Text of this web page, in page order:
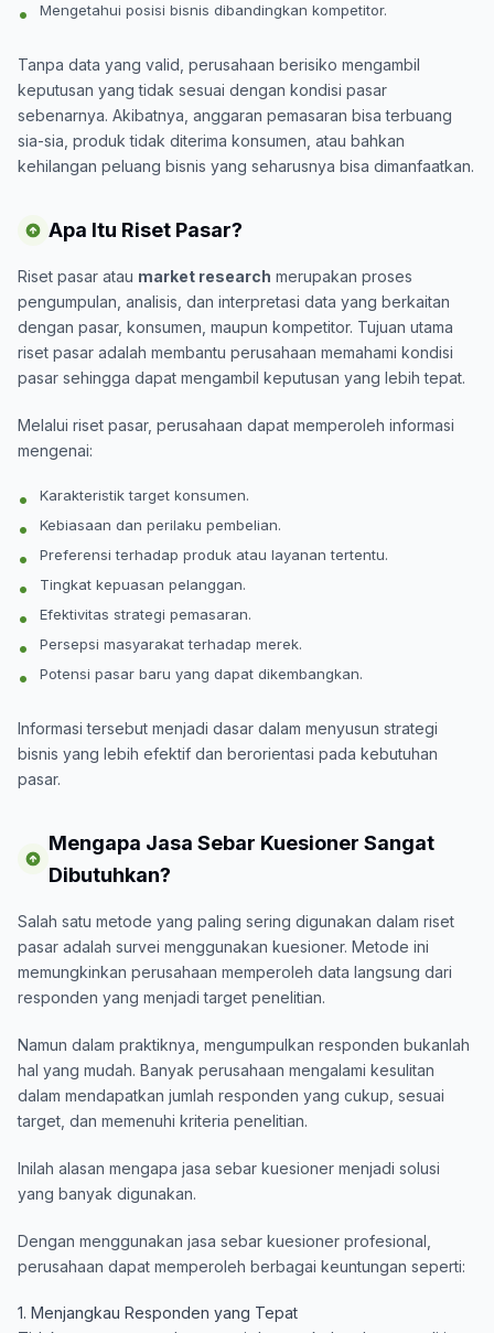
Mengetahui posisi bisnis dibandingkan kompetitor.
Tanpa data yang valid, perusahaan berisiko mengambil
keputusan yang tidak sesuai dengan kondisi pasar
sebenarnya. Akibatnya, anggaran pemasaran bisa terbuang
sia-sia, produk tidak diterima konsumen, atau bahkan
kehilangan peluang bisnis yang seharusnya bisa dimanfaatkan.
Apa Itu Riset Pasar?
Riset pasar atau market research merupakan proses
pengumpulan, analisis, dan interpretasi data yang berkaitan
dengan pasar, konsumen, maupun kompetitor. Tujuan utama
riset pasar adalah membantu perusahaan memahami kondisi
pasar sehingga dapat mengambil keputusan yang lebih tepat.
Melalui riset pasar, perusahaan dapat memperoleh informasi
mengenai:
Karakteristik target konsumen.
Kebiasaan dan perilaku pembelian.
Preferensi terhadap produk atau layanan tertentu.
Tingkat kepuasan pelanggan.
Efektivitas strategi pemasaran.
Persepsi masyarakat terhadap merek.
Potensi pasar baru yang dapat dikembangkan.
Informasi tersebut menjadi dasar dalam menyusun strategi
bisnis yang lebih efektif dan berorientasi pada kebutuhan
pasar.
Mengapa Jasa Sebar Kuesioner Sangat
Dibutuhkan?
Salah satu metode yang paling sering digunakan dalam riset
pasar adalah survei menggunakan kuesioner. Metode ini
memungkinkan perusahaan memperoleh data langsung dari
responden yang menjadi target penelitian.
Namun dalam praktiknya, mengumpulkan responden bukanlah
hal yang mudah. Banyak perusahaan mengalami kesulitan
dalam mendapatkan jumlah responden yang cukup, sesuai
target, dan memenuhi kriteria penelitian.
Inilah alasan mengapa jasa sebar kuesioner menjadi solusi
yang banyak digunakan.
Dengan menggunakan jasa sebar kuesioner profesional,
perusahaan dapat memperoleh berbagai keuntungan seperti:
1. Menjangkau Responden yang Tepat